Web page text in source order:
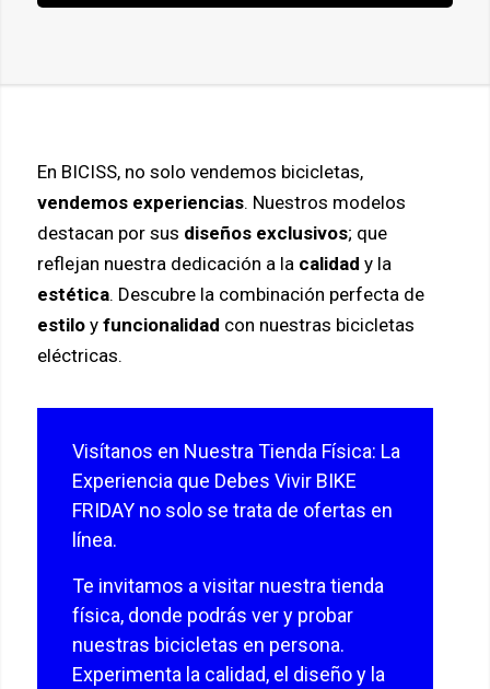
En BICISS, no solo vendemos bicicletas,
vendemos experiencias. Nuestros modelos
destacan por sus diseños exclusivos; que
reflejan nuestra dedicación a la calidad y la
estética. Descubre la combinación perfecta de
estiloy funcionalidad con nuestras bicicletas
eléctricas.
Visítanos en Nuestra Tienda Física: La
Experiencia que Debes Vivir BIKE
FRIDAY no solo se trata de ofertas en
línea.
Te invitamos a visitar nuestra tienda
física, donde podrás ver y probar
nuestras bicicletas en persona.
Experimenta la calidad, el diseño y la